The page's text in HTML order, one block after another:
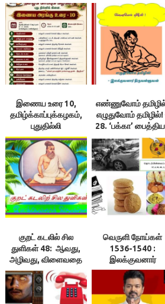
இணைய உரை 10,
தமிழ்க்காப்புக்கழகம்,
புதுதில்லி
எண்ணுவோம்
எழுதுவோம் தமிழில்!
28. ‘பக்கா’
பிடித்துள்ள
குறட் கடலில் சில
துளிகள் 48: ஆவது,
அழிவது, விளைவதை
ஆய்ந்து செய்க! –
இலக்குவனார்
திருவள்ளுவன்
வெருளி நோய்கள்
1536-1540 :
இலக்குவனார்
திருவள்ளுவன்